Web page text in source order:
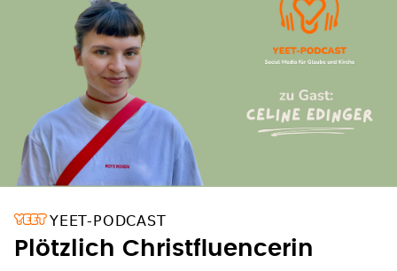
YEET-PODCAST
Plötzlich Christfluencerin